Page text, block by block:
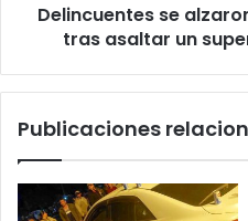
Delincuentes se
tras asaltar un
Publicaciones